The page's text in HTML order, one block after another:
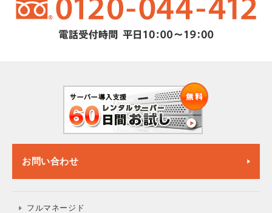
お問い合わせ
フルマネージド